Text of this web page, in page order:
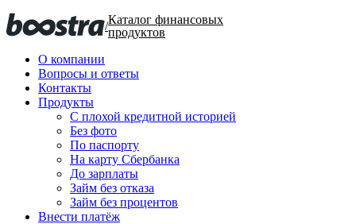
/Каталог финансовых
продуктов
О компании
Вопросы и ответы
Контакты
Продукты
C плохой кредитной историей
Без фото
По паспорту
На карту Сбербанка
До зарплаты
Займ без отказа
Займ без процентов
Внести платёж